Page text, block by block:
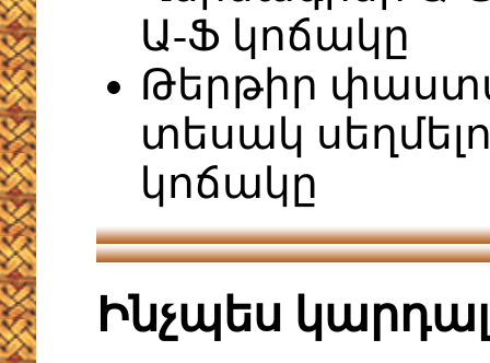
Ա-Ֆ կոճակը
Թերթիր
տեսակ
կոճակը
Ինչպես